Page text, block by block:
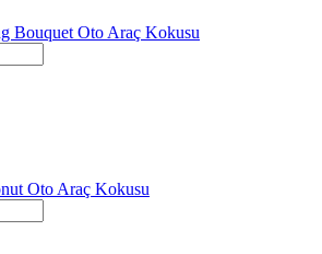
Bouquet Oto Araç Kokusu
Oto Araç Kokusu